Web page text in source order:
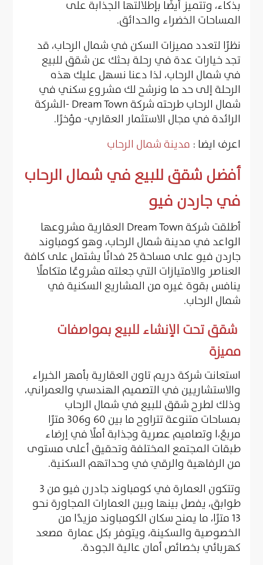
بذكاء، وتتميز أيضًا بإطلالتها الجذابة على
المساحات الخضراء والحدائق.
نظرًا لتعدد مميزات السكن في شمال الرحاب، قد
تجد خيارات عدة في رحلة بحثك عن شقق للبيع
في شمال الرحاب، لذا دعنا نسهل عليك هذه
الرحلة إلى حد ما ونرشح لك مشروع سكني في
شمال الرحاب طرحته شركة Dream Town -الشركة
الرائدة في مجال الاستثمار العقاري- مؤخرًا.
اعرف ايضا : مدينة شمال الرحاب
أفضل شقق للبيع في شمال الرحاب
في جاردن فيو
أطلقت شركة Dream Town العقارية مشروعها
الواعد في مدينة شمال الرحاب، وهو كومباوند
جاردن فيو على مساحة 25 فدانًا يشتمل على كافة
العناصر والامتيازات التي جعلته مشروعًا متكاملًا
ينافس بقوة غيره من المشاريع السكنية في
شمال الرحاب.
شقق تحت الإنشاء للبيع بمواصفات
مميزة
استعانت شركة دريم تاون العقارية بأمهر الخبراء
والاستشاريين في التصميم الهندسي والعمراني،
وذلك لطرح شقق للبيع في شمال الرحاب
بمساحات متنوعة تتراوح ما بين 60 و306 مترًا
مربعً،ا وتصاميم عصرية وجذابة أملًا في إرضاء
طبقات المجتمع المختلفة وتحقيق أعلى مستوى
من الرفاهية والرقي في وحداتهم السكنية.
وتتكون العمارة في كومباوند جادرن فيو من 3
طوابق، يفصل بينها وبين العمارات المجاورة نحو
13 مترًا، ما يمنح سكان الكومباوند مزيدًا من
الخصوصية والسكينة، ويتوفر بكل عمارة مصعد
كهربائي بخصائص أمان عالية الجودة.